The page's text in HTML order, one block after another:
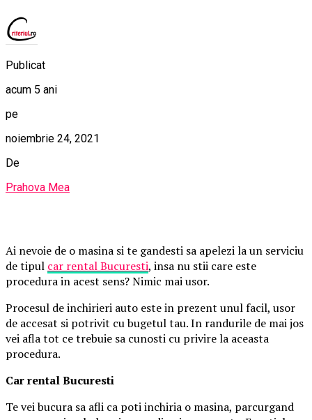
Publicat
acum 5 ani
pe
noiembrie 24, 2021
De
Prahova Mea
Ai nevoie de o masina si te gandesti sa apelezi la un serviciu
de tipul car rental Bucuresti, insa nu stii care este
procedura in acest sens? Nimic mai usor.
Procesul de inchirieri auto este in prezent unul facil, usor
de accesat si potrivit cu bugetul tau. In randurile de mai jos
vei afla tot ce trebuie sa cunosti cu privire la aceasta
procedura.
Car rental Bucuresti
Te vei bucura sa afli ca poti inchiria o masina, parcurgand